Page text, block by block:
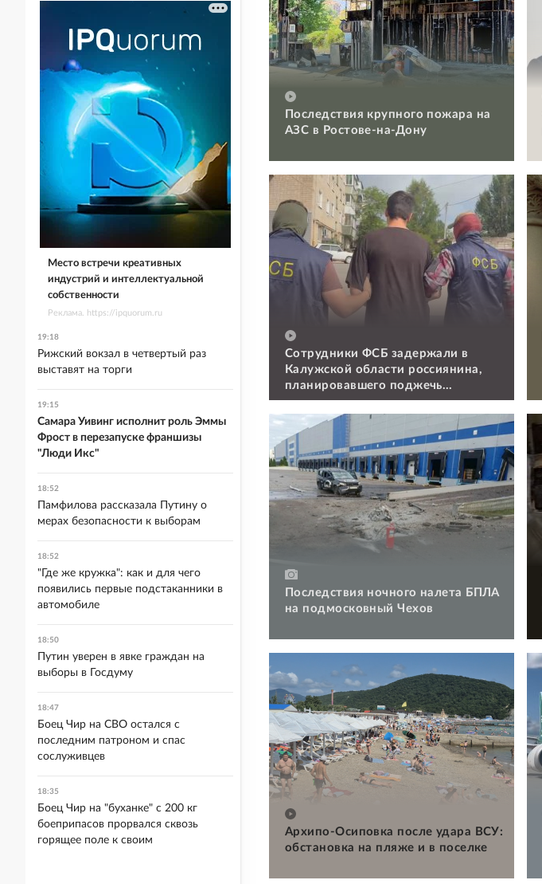
Последствия крупного пожара на
АЗС в Ростове-на-Дону
Сотрудники ФСБ задержали в
Калужской области россиянина,
планировавшего поджечь
военкомат
Последствия ночного налета БПЛА
на подмосковный Чехов
Архипо-Осиповка после удара ВСУ:
обстановка на пляже и в поселке
Место встречи креативных
индустрий и интеллектуальной
собственности
Реклама. https://ipquorum.ru
19:18
Рижский вокзал в четвертый раз
выставят на торги
19:15
Самара Уивинг исполнит роль Эммы
Фрост в перезапуске франшизы
"Люди Икс"
18:52
Памфилова рассказала Путину о
мерах безопасности к выборам
18:52
"Где же кружка": как и для чего
появились первые подстаканники в
автомобиле
18:50
Путин уверен в явке граждан на
выборы в Госдуму
18:47
Боец Чир на СВО остался с
последним патроном и спас
сослуживцев
18:35
Боец Чир на "буханке" с 200 кг
боеприпасов прорвался сквозь
горящее поле к своим